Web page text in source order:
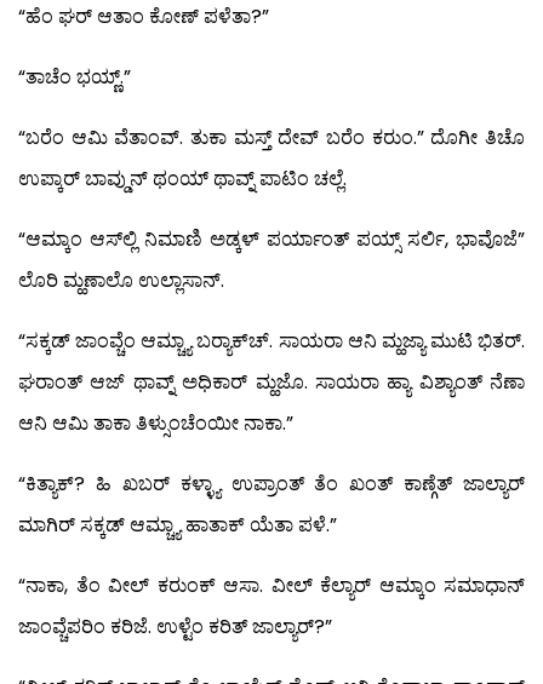
“ಹೆಂ ಘರ್ ಆತಾಂ ಕೋಣ್ ಪಳೆತಾ?”
“ತಾಚೆಂ ಭಯ್ಣ್.”
“ಬರೆಂ ಆಮಿ ವೆತಾಂವ್. ತುಕಾ ಮಸ್ತ್ ದೇವ್ ಬರೆಂ ಕರುಂ.” ದೊಗೀ ತಿಚೊ
ಉಪ್ಕಾರ್ ಬಾವ್ಡುನ್ ಥಂಯ್ ಥಾವ್ನ್ ಪಾಟಿಂ ಚಲ್ಲೆ.
“ಆಮ್ಕಾಂ ಆಸ್‍ಲ್ಲಿ ನಿಮಾಣಿ ಅಡ್ಕಳ್ ಪರ್ಯಾಂತ್ ಪಯ್ಸ್ ಸರ್ಲಿ, ಭಾವೊಜೆ”
ಲೊರಿ ಮ್ಹಣಾಲೊ ಉಲ್ಲಾಸಾನ್.
“ಸಕ್ಕಡ್ ಜಾಂವ್ಚೆಂ ಆಮ್ಚ್ಯಾ ಬರ್‍ಯಾಕ್‌ಚ್. ಸಾಯರಾ ಆನಿ ಮ್ಹಜ್ಯಾ ಮುಟಿ ಭಿತರ್.
ಘರಾಂತ್ ಆಜ್ ಥಾವ್ನ್ ಅಧಿಕಾರ್ ಮ್ಹಜೊ. ಸಾಯರಾ ಹ್ಯಾ ವಿಶ್ಯಾಂತ್ ನೆಣಾ
ಆನಿ ಆಮಿ ತಾಕಾ ತಿಳ್ಸುಂಚೆಂಯೀ ನಾಕಾ.”
“ಕಿತ್ಯಾಕ್? ಹಿ ಖಬರ್ ಕಳ್ಳ್ಯಾ ಉಪ್ರಾಂತ್ ತೆಂ ಖಂತ್ ಕಾಣ್ಗೆತ್ ಜಾಲ್ಯಾರ್
ಮಾಗಿರ್ ಸಕ್ಕಡ್ ಆಮ್ಚ್ಯಾ ಹಾತಾಕ್ ಯೆತಾ ಪಳೆ.”
“ನಾಕಾ, ತೆಂ ವೀಲ್ ಕರುಂಕ್ ಆಸಾ. ವೀಲ್ ಕೆಲ್ಯಾರ್ ಆಮ್ಕಾಂ ಸಮಾಧಾನ್
ಜಾಂವ್ಚೆಪರಿಂ ಕರಿಜೆ. ಉಳ್ಟೆಂ ಕರಿತ್ ಜಾಲ್ಯಾರ್?”